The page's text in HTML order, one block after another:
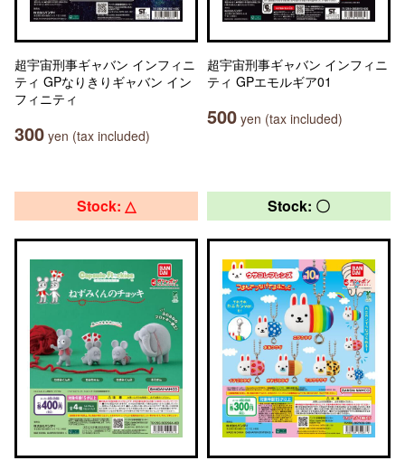
超宇宙刑事ギャバン インフィニ
ティ GPなりきりギャバン イン
フィニティ
300 yen (tax included)
超宇宙刑事ギャバン インフィニ
ティ GPエモルギア01
500 yen (tax included)
Stock: △ Stock: 〇